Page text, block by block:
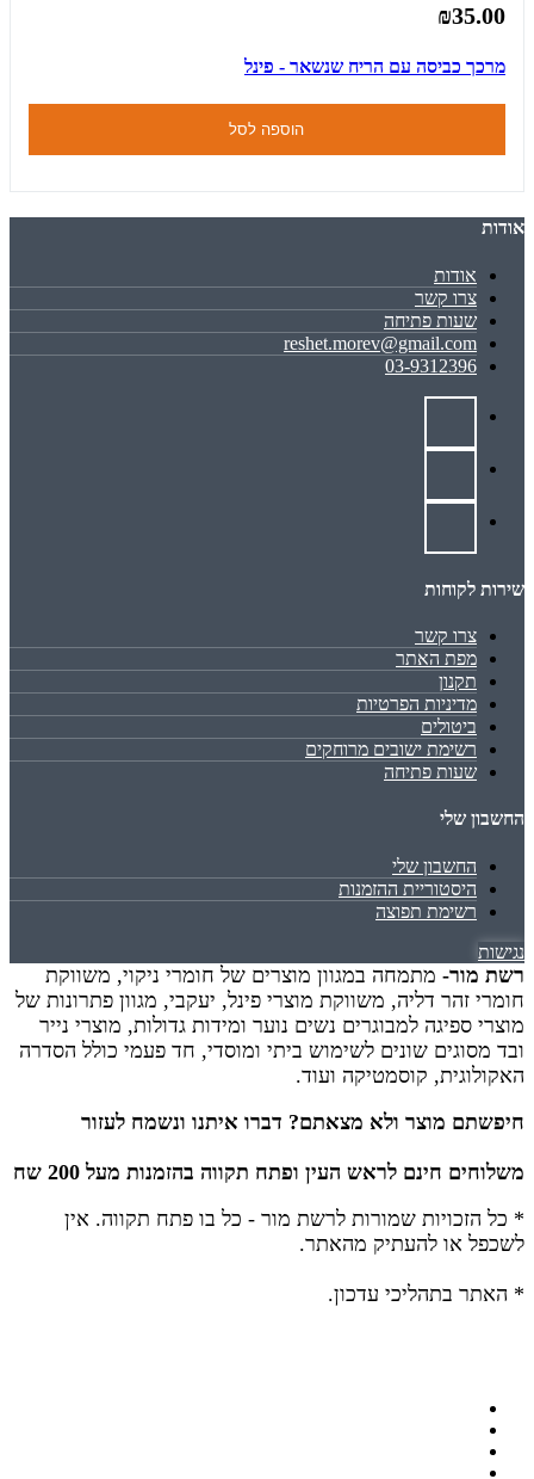
₪35.00
מרכך כביסה עם הריח שנשאר - פינל
הוספה לסל
אודות
אודות
צרו קשר
שעות פתיחה
reshet.morev@gmail.com
03-9312396
שירות לקוחות
צרו קשר
מפת האתר
תקנון
מדיניות הפרטיות
ביטולים
רשימת ישובים מרוחקים
שעות פתיחה
החשבון שלי
החשבון שלי
היסטוריית ההזמנות
רשימת תפוצה
נגישות
רשת מור- מתמחה במגוון מוצרים של חומרי ניקוי, משווקת
חומרי זהר דליה, משווקת מוצרי פינל, יעקבי, מגוון פתרונות של
מוצרי ספיגה למבוגרים נשים נוער ומידות גדולות, מוצרי נייר
ובד מסוגים שונים לשימוש ביתי ומוסדי, חד פעמי כולל הסדרה
האקולוגית, קוסמטיקה ועוד.
חיפשתם מוצר ולא מצאתם? דברו איתנו ונשמח לעזור
משלוחים חינם לראש העין ופתח תקווה בהזמנות מעל 200 שח
* כל הזכויות שמורות לרשת מור - כל בו פתח תקווה. אין
לשכפל או להעתיק מהאתר.
* האתר בתהליכי עדכון.